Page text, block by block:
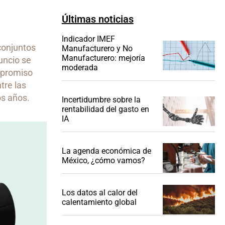
se
las
años.
Últimas noticias
Indicador IMEF
Manufacturero y No
Manufacturero: mejoría
moderada
Incertidumbre sobre la
rentabilidad del gasto en
IA
La agenda económica de
México, ¿cómo vamos?
Los datos al calor del
calentamiento global